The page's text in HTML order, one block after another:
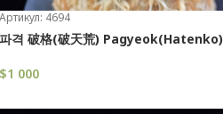
Артикул: 4694
파격 破格(破天荒) Pagyeok(Hatenko)
$1 000